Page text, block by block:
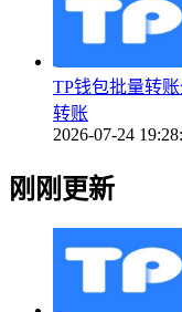
TP钱包批量转
转账
2026-07-24
刚刚更新